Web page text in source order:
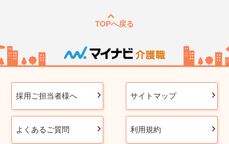
TOPへ戻る
採用ご担当者様へ サイトマップ
よくあるご質問 利用規約